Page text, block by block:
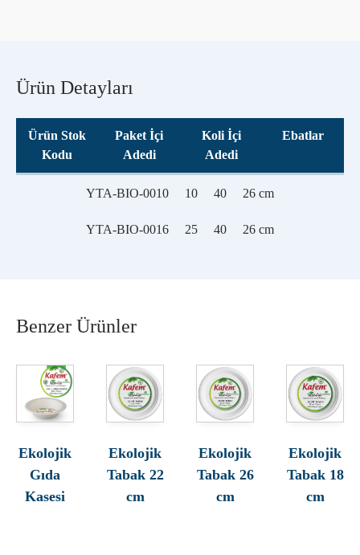
Ürün Detayları
Ürün Stok
Kodu
Paket İçi
Adedi
Koli İçi
Adedi
Ebatlar
YTA-BIO-0010 10 40 26 cm
YTA-BIO-0016 25 40 26 cm
Benzer Ürünler
Ekolojik
Gıda
Kasesi
Ekolojik
Tabak 22
cm
Ekolojik
Tabak 26
cm
Ekolojik
Tabak 18
cm